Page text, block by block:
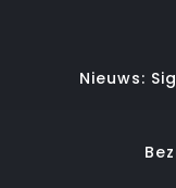
Nieuws: